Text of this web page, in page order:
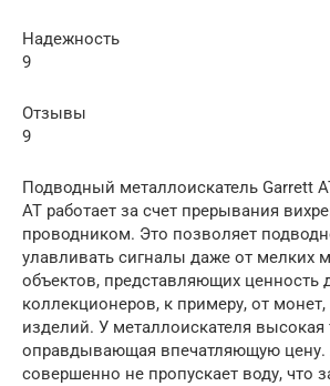
Надежность
9
Отзывы
9
Подводный металлоискатель Garrett
AT работает за счет прерывания
проводником. Это позволяет
улавливать сигналы даже от мелких
объектов, представляющих ценность
коллекционеров, к примеру, от
изделий. У металлоискателя высокая
оправдывающая впечатляющую
совершенно не пропускает воду, что